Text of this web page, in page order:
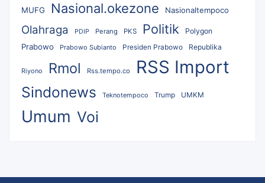
MUFG Nasional.okezone Nasionaltempoco
Olahraga PDIP Perang PKS Politik Polygon
Prabowo Prabowo Subianto Presiden Prabowo Republika
Riyono Rmol Rss.tempo.co RSS Import
Sindonews Teknotempoco Trump UMKM
Umum Voi